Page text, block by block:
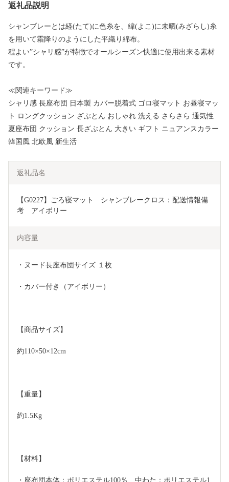
返礼品説明
シャンブレーとは経(たて)に色糸を、緯(よこ)に未晒(みざらし)糸
を用いて霜降りのようにした平織り綿布。
程よい”シャリ感”が特徴でオールシーズン快適に使用出来る素材
です。
≪関連キーワード≫
シャリ感 長座布団 日本製 カバー脱着式 ゴロ寝マット お昼寝マッ
ト ロングクッション ざぶとん おしゃれ 洗える さらさら 通気性
夏座布団 クッション 長ざぶとん 大きい ギフト ニュアンスカラー
韓国風 北欧風 新生活
返礼品名
【G0227】ごろ寝マット　シャンブレークロス：配送情報備
考　アイボリー
内容量
・ヌード長座布団サイズ １枚
・カバー付き（アイボリー）
【商品サイズ】
約110×50×12cm
【重量】
約1.5Kg
【材料】
・座布団本体：ポリエステル100％、中わた：ポリエステル1